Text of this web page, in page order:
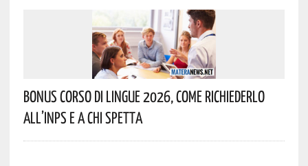
Bonus Corso Di Lingue 2026, Come Richiederlo
All’INPS E A Chi Spetta